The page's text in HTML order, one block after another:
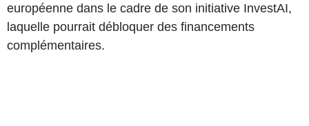
européenne dans le cadre de son initiative InvestAI,
laquelle pourrait débloquer des financements
complémentaires.